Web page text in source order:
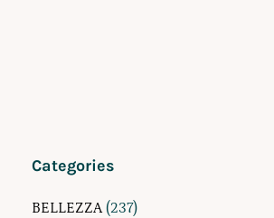
Categories
BELLEZZA(237)